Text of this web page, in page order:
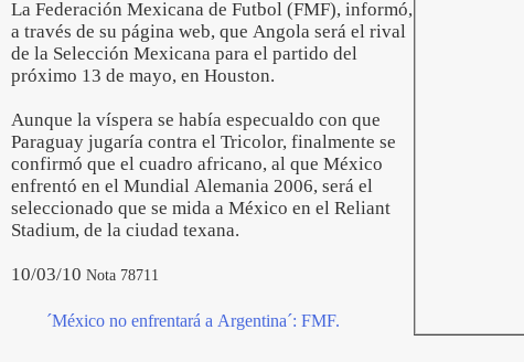
La Federación Mexicana de Futbol (FMF), informó,
a través de su página web, que Angola será el rival
de la Selección Mexicana para el partido del
próximo 13 de mayo, en Houston.
Aunque la víspera se había especualdo con que
Paraguay jugaría contra el Tricolor, finalmente se
confirmó que el cuadro africano, al que México
enfrentó en el Mundial Alemania 2006, será el
seleccionado que se mida a México en el Reliant
Stadium, de la ciudad texana.
10/03/10 Nota 78711
´México no enfrentará a Argentina´: FMF.